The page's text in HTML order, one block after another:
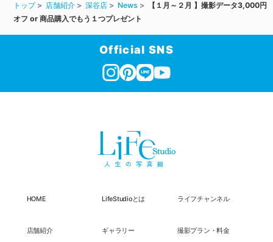
トップ 店舗紹介 深谷店 News
【１月～２月 】撮影データ3,000円
オフ or 商品購入でもう１つプレゼント
Official SNS
HOME LifeStudioとは ライフチャンネル
店舗紹介 ギャラリー 撮影プラン・料金